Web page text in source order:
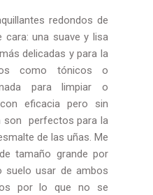
redondos de
cara: una suave y lisa
delicadas y para la
como tónicos o
para limpiar o
eficacia pero sin
son perfectos para la
de las uñas. Me
tamaño grande por
suelo usar de ambos
por lo que no se